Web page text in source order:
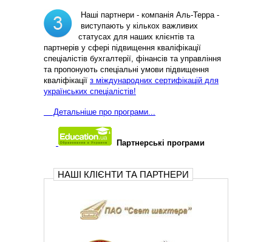
Наші партнери - компанія Аль-Терра -
виступають у кількох важливих
статусах для наших клієнтів та
партнерів у сфері підвищення кваліфікації
спеціалістів бухгалтерії, фінансів та управління
та пропонують спеціальні умови підвищення
кваліфікації з міждународних сертифікацій для
українських спеціалістів!
Детальніше про програми...
Партнерські програми
НАШІ КЛІЄНТИ ТА ПАРТНЕРИ